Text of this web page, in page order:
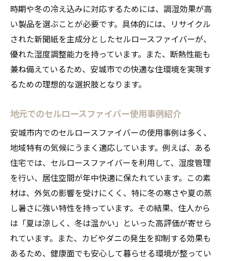
時期や冬の冷え込みに対応するためには、調湿効果が高
い製品を選ぶことが必要です。具体的には、リサイクル
された新聞紙を主成分としたセルロースファイバーが、
優れた湿度調整能力を持っています。また、断熱性能も
兼ね備えているため、安城市での快適な住環境を実現す
るための理想的な選択肢となります。
地元でのセルロースファイバー使用事例紹介
安城市内でのセルロースファイバーの使用事例は多く、
地域特有の気候にうまく適応しています。例えば、ある
住宅では、セルロースファイバーを利用して、湿度管理
を行い、居住空間が年中快適に保たれています。この素
材は、外気の影響を受けにくく、特に冬の寒さや夏の蒸
し暑さに強い特性を持っています。その結果、住人から
は「夏は涼しく、冬は温かい」といった高評価が寄せら
れています。また、カビやダニの発生を抑制する効果も
あるため、健康面でも安心して暮らせる環境が整ってい